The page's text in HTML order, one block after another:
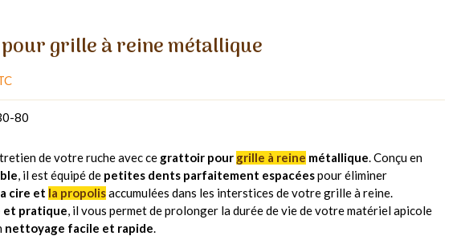
grille à reine métallique
80
de votre ruche avec ce grattoir pour grille à reine métallique. Conçu en
, il est équipé de petites dents parfaitement espacéespour éliminer
cire et la propolisaccumulées dans les interstices de votre grille à reine.
et pratique, il vous permet de prolonger la durée de vie de votre matériel apicole
nettoyage facile et rapide.